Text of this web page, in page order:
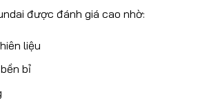
được đánh giá cao nhờ:
liệu
bỉ